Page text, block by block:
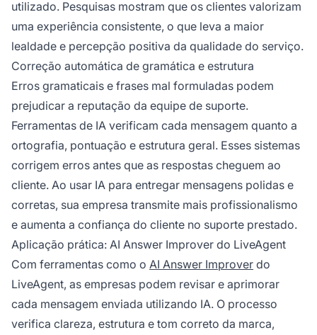
utilizado. Pesquisas mostram que os clientes valorizam
uma experiência consistente, o que leva a maior
lealdade e percepção positiva da qualidade do serviço.
Correção automática de gramática e estrutura
Erros gramaticais e frases mal formuladas podem
prejudicar a reputação da equipe de suporte.
Ferramentas de IA verificam cada mensagem quanto a
ortografia, pontuação e estrutura geral. Esses sistemas
corrigem erros antes que as respostas cheguem ao
cliente. Ao usar IA para entregar mensagens polidas e
corretas, sua empresa transmite mais profissionalismo
e aumenta a confiança do cliente no suporte prestado.
Aplicação prática: AI Answer Improver do LiveAgent
Com ferramentas como o AI Answer Improver do
LiveAgent, as empresas podem revisar e aprimorar
cada mensagem enviada utilizando IA. O processo
verifica clareza, estrutura e tom correto da marca,